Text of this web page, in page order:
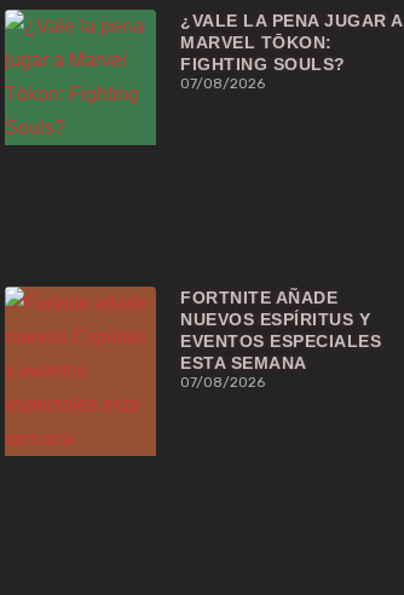
¿VALE LA PENA JUGAR A
MARVEL TŌKON:
FIGHTING SOULS?
07/08/2026
FORTNITE AÑADE
NUEVOS ESPÍRITUS Y
EVENTOS ESPECIALES
ESTA SEMANA
07/08/2026